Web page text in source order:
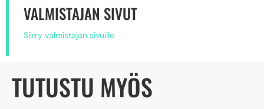
VALMISTAJAN SIVUT
Siirry valmistajan sivuille
TUTUSTU MYÖS